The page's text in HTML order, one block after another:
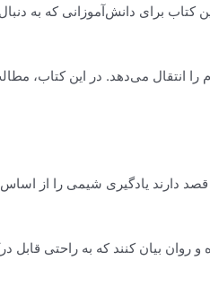
کتاب برای دانش‌آموزانی که به
انتقال می‌دهد. در این کتاب،
یادگیری شیمی را از اساس
روان بیان کنند که به راحتی قابل